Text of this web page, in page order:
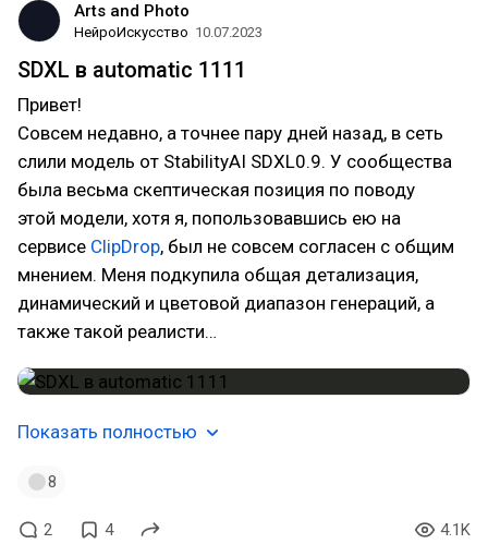
Arts and Photo
НейроИскусство 10.07.2023
SDXL в automatic 1111
Привет!
Совсем недавно, а точнее пару дней назад, в сеть
слили модель от StabilityAI SDXL0.9. У сообщества
была весьма скептическая позиция по поводу
этой модели, хотя я, попользовавшись ею на
сервисе ClipDrop, был не совсем согласен с общим
мнением. Меня подкупила общая детализация,
динамический и цветовой диапазон генераций, а
также такой реалисти…
Показать полностью
8
2 4 4.1K